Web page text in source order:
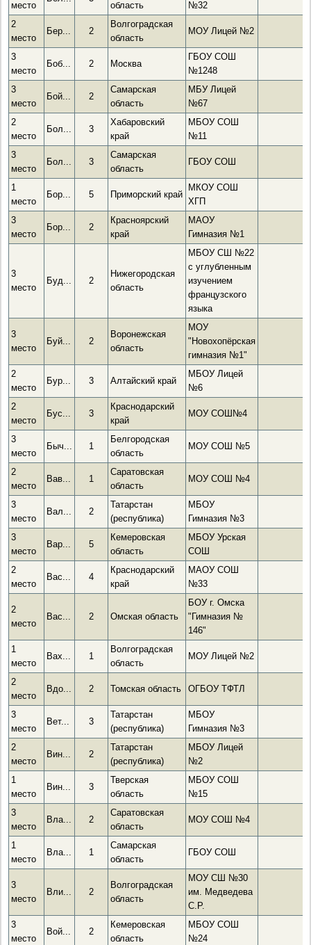
место область
№32
2
место
Бер... 2
Волгоградская
область
МОУ Лицей №2
3
место
Боб... 2 Москва
ГБОУ СОШ
№1248
3
место
Бой... 2
Самарская
область
МБУ Лицей
№67
2
место
Бол... 3
Хабаровский
край
МБОУ СОШ
№11
3
место
Бол... 3
Самарская
область
ГБОУ СОШ
1
место
Бор... 5 Приморский край
МКОУ СОШ
ХГП
3
место
Бор... 2
Красноярский
край
МАОУ
Гимназия №1
3
место
Буд... 2
Нижегородская
область
МБОУ СШ №22
с углубленным
изучением
французского
языка
3
место
Буй... 2
Воронежская
область
МОУ
"Новохопёрская
гимназия №1"
2
место
Бур... 3 Алтайский край
МБОУ Лицей
№6
2
место
Бус... 3
Краснодарский
край
МОУ СОШ№4
3
место
Быч... 1
Белгородская
область
МОУ СОШ №5
2
место
Вав... 1
Саратовская
область
МОУ СОШ №4
3
место
Вал... 2
Татарстан
(республика)
МБОУ
Гимназия №3
3
место
Вар... 5
Кемеровская
область
МБОУ Урская
СОШ
2
место
Вас... 4
Краснодарский
край
МАОУ СОШ
№33
2
место
Вас... 2 Омская область
БОУ г. Омска
"Гимназия №
146"
1
место
Вах... 1
Волгоградская
область
МОУ Лицей №2
2
место
Вдо... 2 Томская область ОГБОУ ТФТЛ
3
место
Вет... 3
Татарстан
(республика)
МБОУ
Гимназия №3
2
место
Вин... 2
Татарстан
(республика)
МБОУ Лицей
№2
1
место
Вин... 3
Тверская
область
МБОУ СОШ
№15
3
место
Вла... 2
Саратовская
область
МОУ СОШ №4
1
место
Вла... 1
Самарская
область
ГБОУ СОШ
3
место
Вли... 2
Волгоградская
область
МОУ СШ №30
им. Медведева
С.Р.
3
место
Вой... 2
Кемеровская
область
МБОУ СОШ
№24